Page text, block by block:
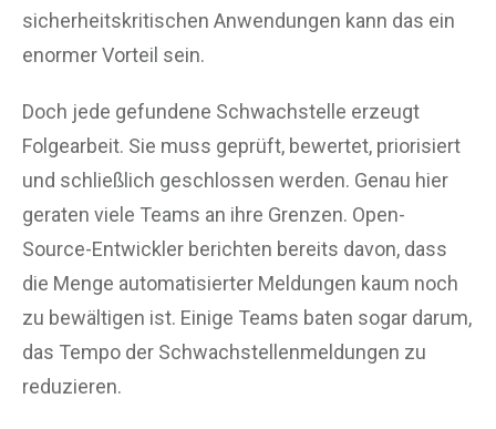
sicherheitskritischen Anwendungen kann das ein
enormer Vorteil sein.
Doch jede gefundene Schwachstelle erzeugt
Folgearbeit. Sie muss geprüft, bewertet, priorisiert
und schließlich geschlossen werden. Genau hier
geraten viele Teams an ihre Grenzen. Open-
Source-Entwickler berichten bereits davon, dass
die Menge automatisierter Meldungen kaum noch
zu bewältigen ist. Einige Teams baten sogar darum,
das Tempo der Schwachstellenmeldungen zu
reduzieren.